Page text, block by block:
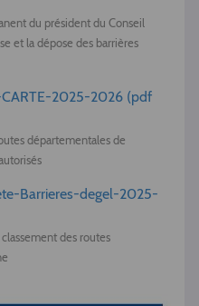
du président du Conseil
et la dépose des barrières
CARTE-2025-2026 (pdf
départementales de
Barrieres-degel-2025-
des routes